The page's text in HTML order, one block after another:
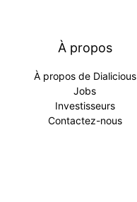
À propos
À propos de Dialicious
Jobs
Investisseurs
Contactez-nous